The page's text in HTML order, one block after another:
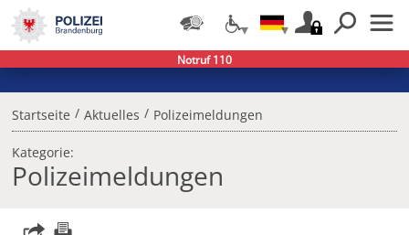
Startseite / Aktuelles / Polizeimeldungen
Kategorie:
Polizeimeldungen
Notruf 110